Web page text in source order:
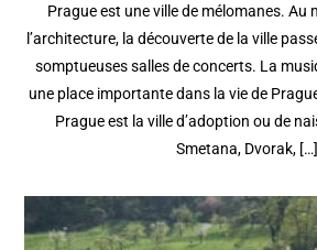
Prague est une ville de mélomanes. Au
l’architecture, la découverte de la ville
somptueuses salles de concerts. La
une place importante dans la vie de
Prague est la ville d’adoption ou de
Smetana, Dvorak, […]